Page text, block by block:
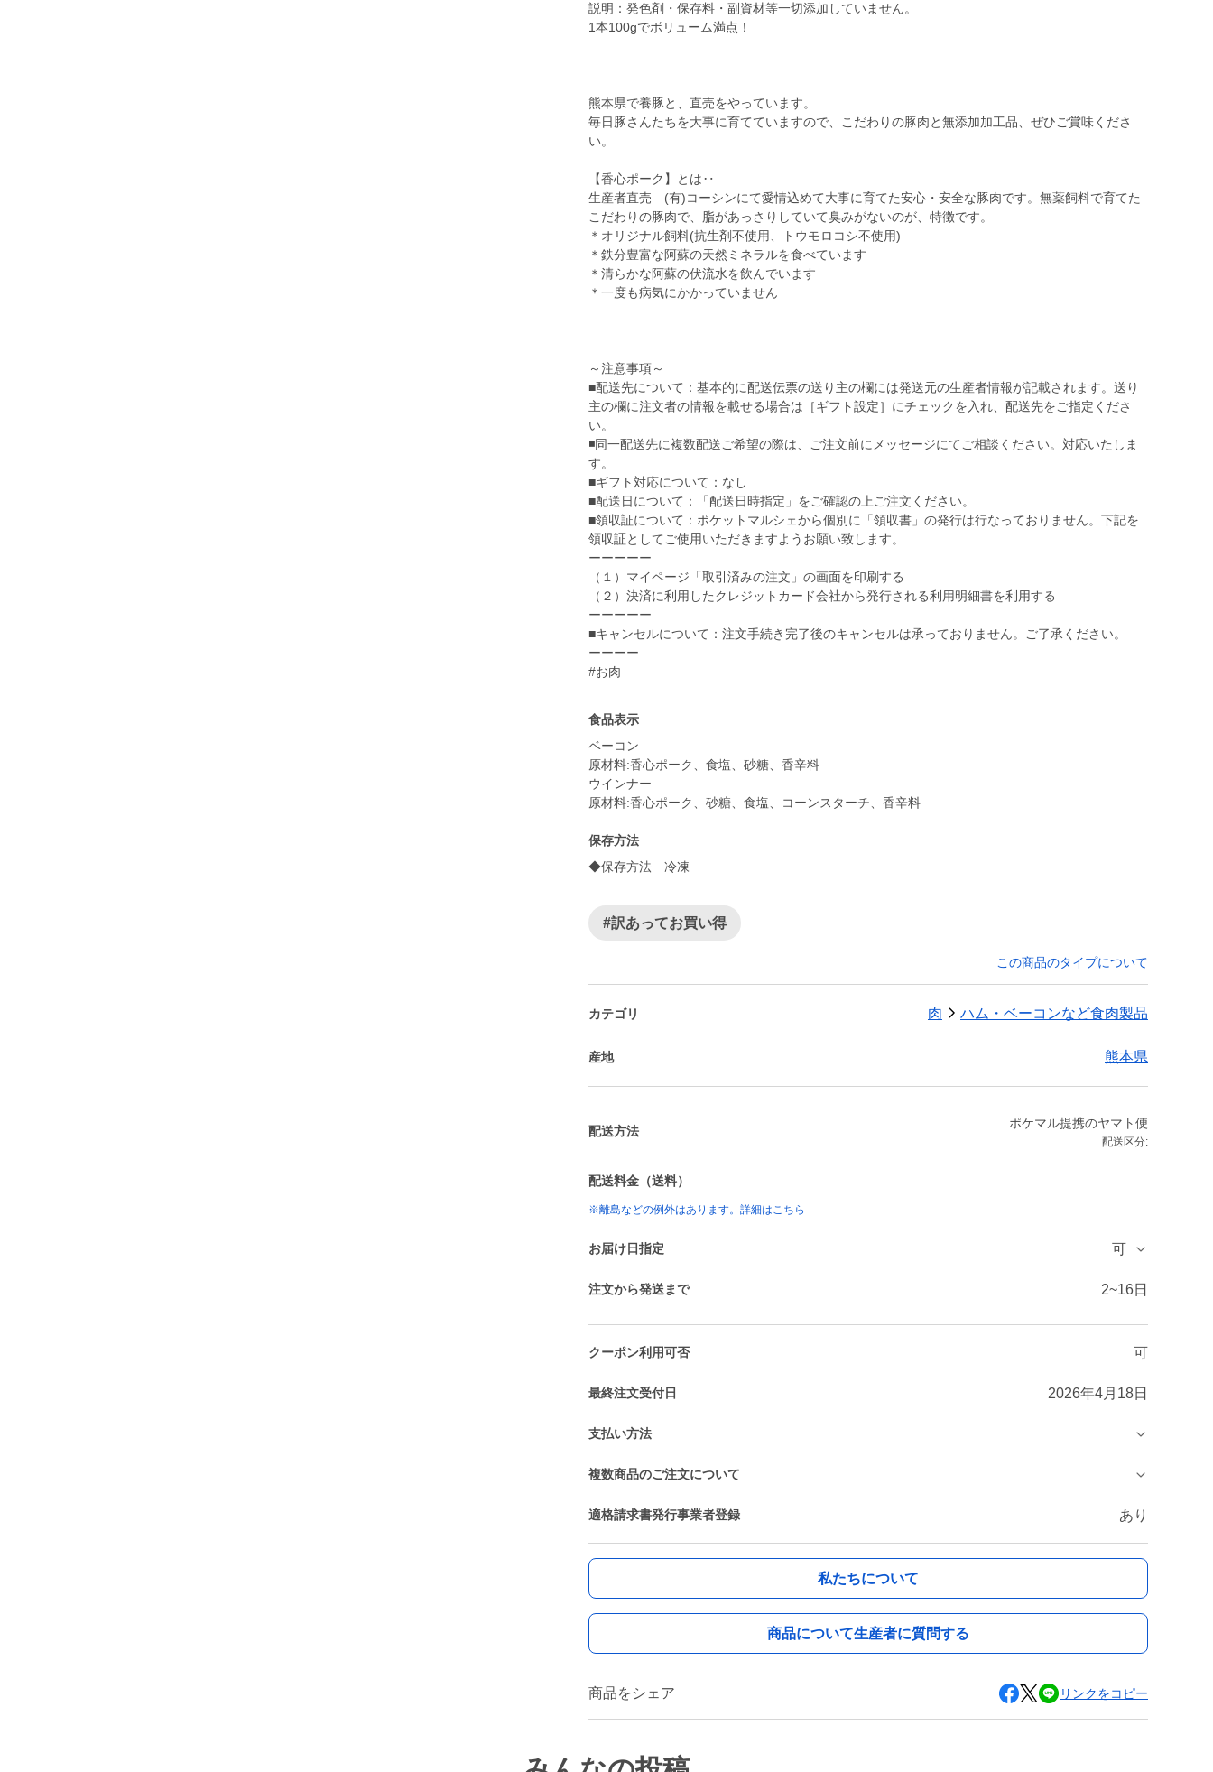
説明：発色剤・保存料・副資材等一切添加していません。
1本100gでボリューム満点！
熊本県で養豚と、直売をやっています。
毎日豚さんたちを大事に育てていますので、こだわりの豚肉と無添加加工品、ぜひご賞味くださ
い。
【香心ポーク】とは‥
生産者直売 (有)コーシンにて愛情込めて大事に育てた安心・安全な豚肉です。無薬飼料で育てた
こだわりの豚肉で、脂があっさりしていて臭みがないのが、特徴です。
＊オリジナル飼料(抗生剤不使用、トウモロコシ不使用)
＊鉄分豊富な阿蘇の天然ミネラルを食べています
＊清らかな阿蘇の伏流水を飲んでいます
＊一度も病気にかかっていません
～注意事項～
■配送先について：基本的に配送伝票の送り主の欄には発送元の生産者情報が記載されます。送り
主の欄に注文者の情報を載せる場合は［ギフト設定］にチェックを入れ、配送先をご指定くださ
い。
◾️同一配送先に複数配送ご希望の際は、ご注文前にメッセージにてご相談ください。対応いたしま
す。
■ギフト対応について：なし
■配送日について：「配送日時指定」をご確認の上ご注文ください。
■領収証について：ポケットマルシェから個別に「領収書」の発行は行なっておりません。下記を
領収証としてご使用いただきますようお願い致します。
ーーーーー
（１）マイページ「取引済みの注文」の画面を印刷する
（２）決済に利用したクレジットカード会社から発行される利用明細書を利用する
ーーーーー
■キャンセルについて：注文手続き完了後のキャンセルは承っておりません。ご了承ください。
ーーーー
#お肉
食品表示
ベーコン
原材料:香心ポーク、食塩、砂糖、香辛料
ウインナー
原材料:香心ポーク、砂糖、食塩、コーンスターチ、香辛料
保存方法
◆保存方法 冷凍
#訳あってお買い得
この商品のタイプについて
カテゴリ 肉 ハム・ベーコンなど食肉製品
産地 熊本県
配送方法
ポケマル提携のヤマト便
配送区分:
配送料金（送料）
※離島などの例外はあります。詳細はこちら
お届け日指定 可
注文から発送まで 2~16日
クーポン利用可否 可
最終注文受付日 2026年4月18日
支払い方法
複数商品のご注文について
適格請求書発行事業者登録 あり
私たちについて
商品について生産者に質問する
商品をシェア リンクをコピー